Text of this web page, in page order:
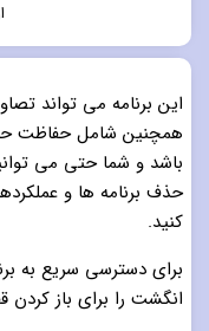
این برنامه می تواند
همچنین شامل حفاظت
باشد و شما حتی می
حذف برنامه ‌ها و
کنید.
برای دسترسی سریع به
انگشت را برای باز کردن